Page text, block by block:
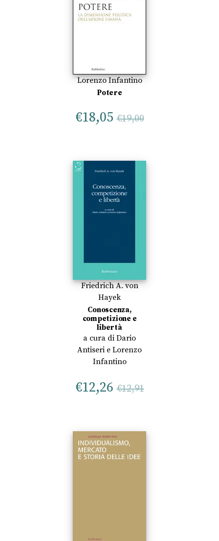
Lorenzo Infantino
Potere
€18,05 €19,00
Friedrich A. von
Hayek
Conoscenza,
competizione e
libertà
a cura di Dario
Antiseri e Lorenzo
Infantino
€12,26 €12,91